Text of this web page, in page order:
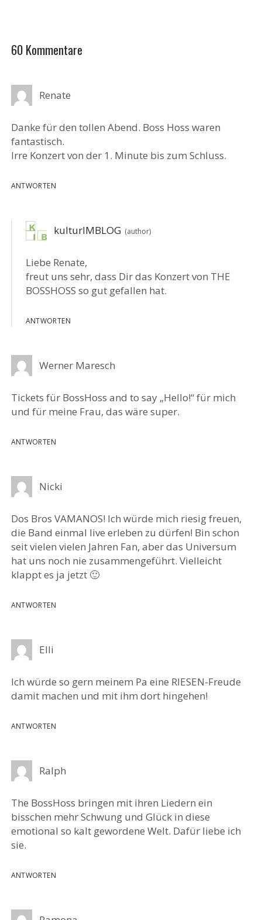
60 Kommentare
Renate
Danke für den tollen Abend. Boss Hoss waren
fantastisch.
Irre Konzert von der 1. Minute bis zum Schluss.
ANTWORTEN
kulturIMBLOG
Liebe Renate,
freut uns sehr, dass Dir das Konzert von THE
BOSSHOSS so gut gefallen hat.
ANTWORTEN
Werner Maresch
Tickets für BossHoss and to say „Hello!“ für mich
und für meine Frau, das wäre super.
ANTWORTEN
Nicki
Dos Bros VAMANOS! Ich würde mich riesig freuen,
die Band einmal live erleben zu dürfen! Bin schon
seit vielen vielen Jahren Fan, aber das Universum
hat uns noch nie zusammengeführt. Vielleicht
klappt es ja jetzt 🙂
ANTWORTEN
Elli
Ich würde so gern meinem Pa eine RIESEN-Freude
damit machen und mit ihm dort hingehen!
ANTWORTEN
Ralph
The BossHoss bringen mit ihren Liedern ein
bisschen mehr Schwung und Glück in diese
emotional so kalt gewordene Welt. Dafür liebe ich
sie.
ANTWORTEN